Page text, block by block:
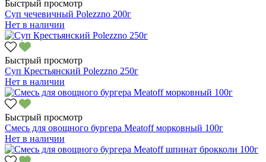
Быстрый просмотр
Суп чечевичный Polezzno 200г
Нет в наличии
Быстрый просмотр
Суп Крестьянский Polezzno 250г
Нет в наличии
Быстрый просмотр
Смесь для овощного бургера Meatoff морковный 100г
Нет в наличии